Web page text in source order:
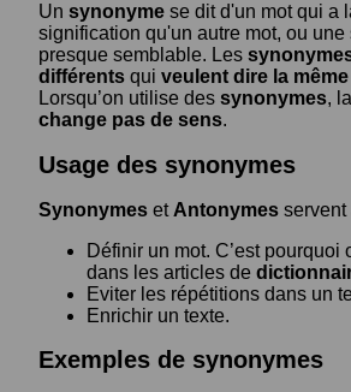
Un synonyme se dit d'un mot qui a
signification qu'un autre mot, ou une
presque semblable. Les
différents qui veulent dire la
Lorsqu’on utilise des synonymes,
change pas de sens.
Usage des synonymes
Synonymes et Antonymes servent
Définir un mot. C’est pourquoi
dans les articles de
Eviter les répétitions dans un
Enrichir un texte.
Exemples de synonymes